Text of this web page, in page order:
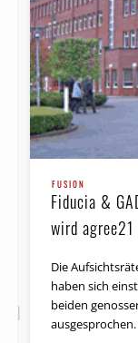
FUSION
Fiducia &
wird agree21
Die
haben sich
beiden